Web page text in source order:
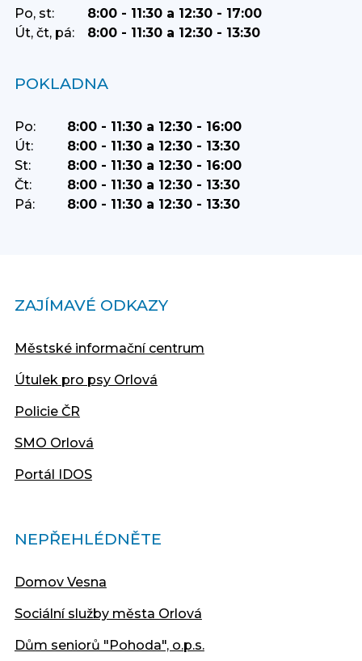
Po, st:
8:00 - 11:30 a 12:30 - 17:00
Út, čt, pá:
8:00 - 11:30 a 12:30 - 13:30
POKLADNA
Po:
8:00 - 11:30 a 12:30 - 16:00
Út:
8:00 - 11:30 a 12:30 - 13:30
St:
8:00 - 11:30 a 12:30 - 16:00
Čt:
8:00 - 11:30 a 12:30 - 13:30
Pá:
8:00 - 11:30 a 12:30 - 13:30
ZAJÍMAVÉ ODKAZY
Městské informační centrum
Útulek pro psy Orlová
Policie ČR
SMO Orlová
Portál IDOS
NEPŘEHLÉDNĚTE
Domov Vesna
Sociální služby města Orlová
Dům seniorů "Pohoda", o.p.s.